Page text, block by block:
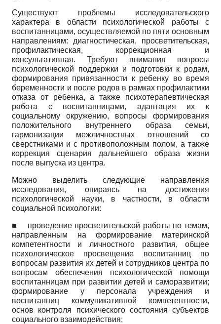
Существуют проблемы исследовательского
характера в области психологической работы с
воспитанницами, осуществляемой по пяти основным
направлениям: диагностическая, просветительская,
профилактическая, коррекционная и
консультативная. Требуют внимания вопросы
психологической поддержки и подготовки к родам,
формирования привязанности к ребенку во время
беременности и после родов в рамках профилактики
отказа от ребенка, а также психотерапевтическая
работа с воспитанницами, адаптация их к
социальному окружению, вопросы формирования
положительного внутреннего образа семьи,
гармонизации межличностных отношений со
сверстниками и с противоположным полом, а также
коррекция сценария дальнейшего образа жизни
после выпуска из центра.
Можно выделить следующие направления
исследования, опираясь на достижения
психологической науки, в частности, в области
социальной психологии:
■ проведение просветительской работы по темам,
направленным на формирование материнской
компетентности и личностного развития, общее
психологическое просвещение воспитанниц по
вопросам развития их детей и сотрудников центра по
вопросам обеспечения психологической помощи
воспитанницам при развитии детей и саморазвитии;
формирование у персонала учреждения и
воспитанниц коммуникативной компетентности,
основ контроля психического состояния субъектов
социального взаимодействия;